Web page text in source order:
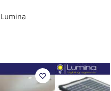
Lumina